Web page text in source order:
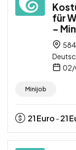
für
–
Minijob
21Euro - 21